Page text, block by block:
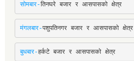
सोमबार-तिनघरे बजार र आसपासको क्षेत्र
मंगलबार-पशुपतिनगर बजार र आसपासको क्षेत्र
बुधबार-हर्कटे बजार र आसपासको क्षेत्र